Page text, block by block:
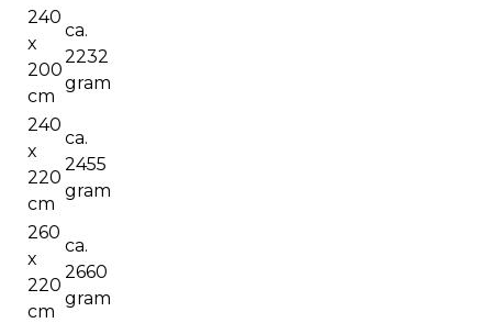
240
x
200
cm
ca.
2232
gram
240
x
220
cm
ca.
2455
gram
260
x
220
cm
ca.
2660
gram